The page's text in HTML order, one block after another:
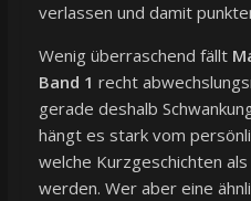
verlassen und damit
Wenig überraschend fällt
Band 1 recht
gerade deshalb
hängt es stark vom
welche Kurzgeschichten
werden. Wer aber eine